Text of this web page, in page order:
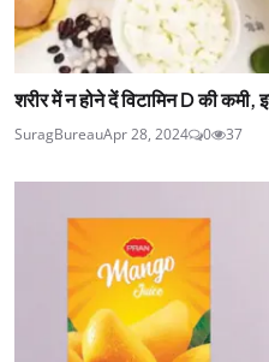
शरीर में न होने दें विटामिन D की कमी,
SuragBureauApr 28, 2024 0 37